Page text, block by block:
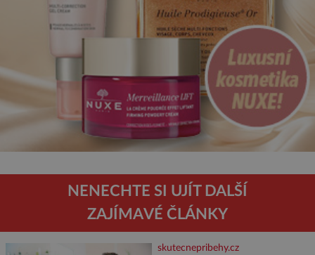
NENECHTE SI UJÍT DALŠÍ
ZAJÍMAVÉ ČLÁNKY
skutecnepribehy.cz